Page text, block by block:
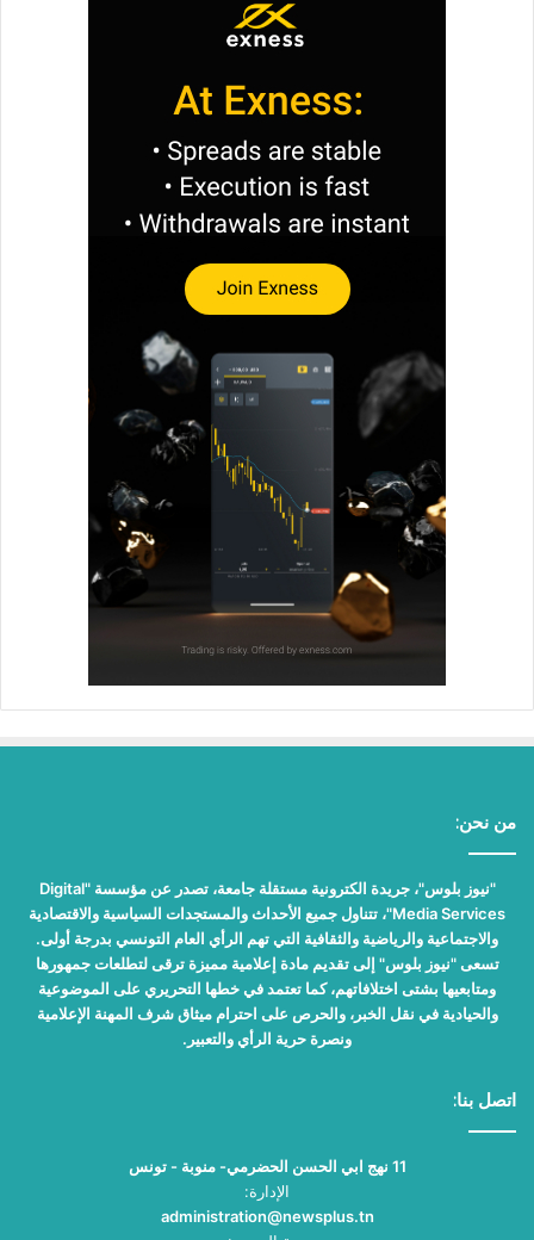
من نحن:
"نيوز بلوس"، جريدة الكترونية مستقلة جامعة، تصدر عن مؤسسة "Digital
Media Services"، تتناول جميع الأحداث والمستجدات السياسية والاقتصادية
والاجتماعية والرياضية والثقافية التي تهم الرأي العام التونسي بدرجة أولى.
تسعى "نيوز بلوس" إلى تقديم مادة إعلامية مميزة ترقى لتطلعات جمهورها
ومتابعيها بشتى اختلافاتهم، كما تعتمد في خطها التحريري على الموضوعية
والحيادية في نقل الخبر، والحرص على احترام ميثاق شرف المهنة الإعلامية
ونصرة حرية الرأي والتعبير.
اتصل بنا:
11 نهج ابي الحسن الحضرمي- منوبة - تونس
الإدارة:
administration@newsplus.tn